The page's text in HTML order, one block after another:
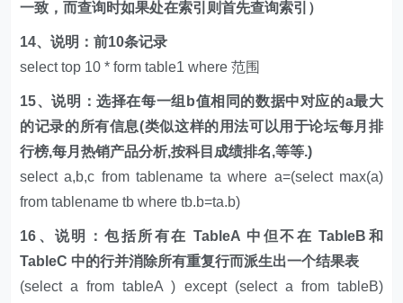
一致，而查询时如果处在索引则首先查询索引）
14、说明：前10条记录
select top 10 * form table1 where 范围
15、说明：选择在每一组b值相同的数据中对应的a最大
的记录的所有信息(类似这样的用法可以用于论坛每月排
行榜,每月热销产品分析,按科目成绩排名,等等.)
select a,b,c from tablename ta where a=(select max(a)
from tablename tb where tb.b=ta.b)
16、说明：包括所有在 TableA 中但不在 TableB和
TableC 中的行并消除所有重复行而派生出一个结果表
(select a from tableA ) except (select a from tableB)